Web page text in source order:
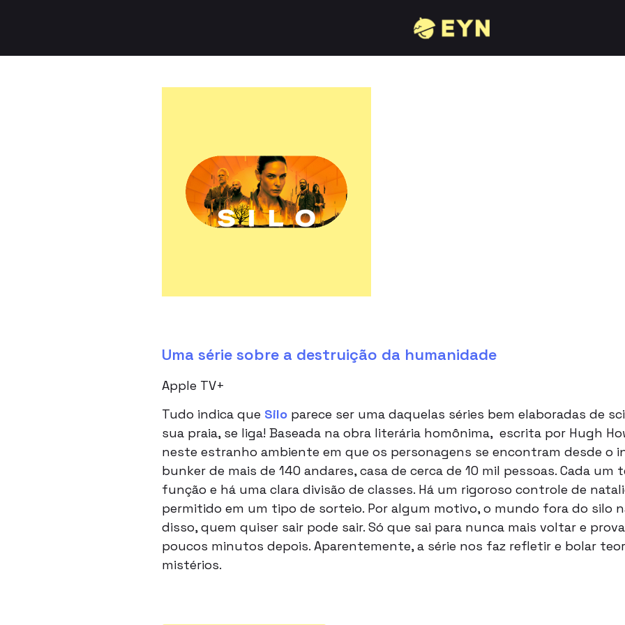
Uma série sobre a destruição da humanidade
Apple TV+
Tudo indica que Silo parece ser uma daquelas séries bem elaboradas de
sua praia, se liga! Baseada na obra literária homônima, escrita por Hugh
neste estranho ambiente em que os personagens se encontram desde o
bunker de mais de 140 andares, casa de cerca de 10 mil pessoas. Cada
função e há uma clara divisão de classes. Há um rigoroso controle de
permitido em um tipo de sorteio. Por algum motivo, o mundo fora do silo
disso, quem quiser sair pode sair. Só que sai para nunca mais voltar e
poucos minutos depois. Aparentemente, a série nos faz refletir e bolar
mistérios.